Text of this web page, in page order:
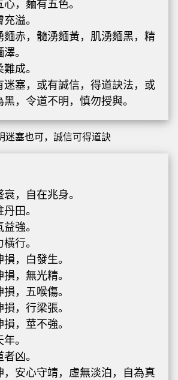
，麵有五色。
溢。
麵赤，髓湧麵黃，肌湧麵黑，精
。
成。
迷塞，或有誠信，得道訣法，或
，令道不明，慎勿授與。
迷塞也可，誠信可得道訣
，自在兆身。
田。
強。
行。
，白發生。
，無光精。
，五喉傷。
，行梁張。
，莖不強。
。
凶。
，安心守靖，虛無淡泊，自為真